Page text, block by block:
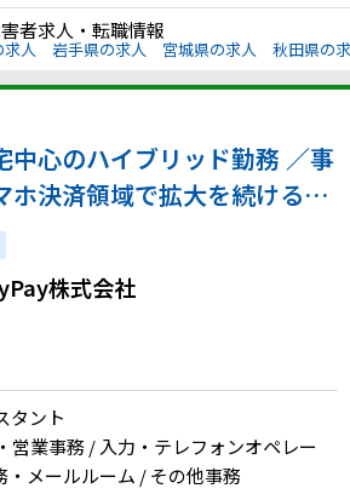
者求人・転職情報
人 岩手県の求人 宮城県の求人 秋田県の
中心のハイブリッド勤務 ／事
ホ決済領域で拡大を続ける同
を踏まえた2～3年後のキャ
せんか？
株式会社
タント
営業事務 / 入力・テレフォンオペレー
・メールルーム / その他事務